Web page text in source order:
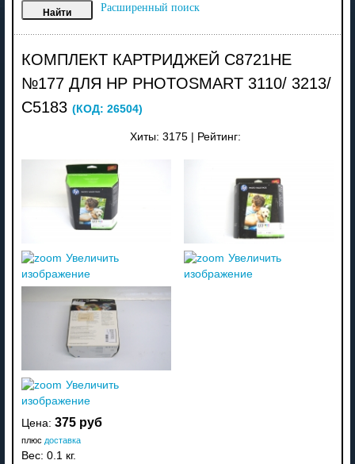
Расширенный поиск
КОМПЛЕКТ КАРТРИДЖЕЙ C8721HE
№177 ДЛЯ HP PHOTOSMART 3110/ 3213/
C5183 (КОД: 26504)
Хиты: 3175 Рейтинг:
Увеличить
изображение
Увеличить
изображение
Увеличить
изображение
Цена: 375 руб
плюс доставка
Вес: 0.1 кг.